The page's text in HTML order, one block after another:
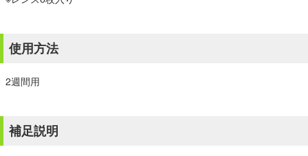
使用方法
2週間用
補足説明